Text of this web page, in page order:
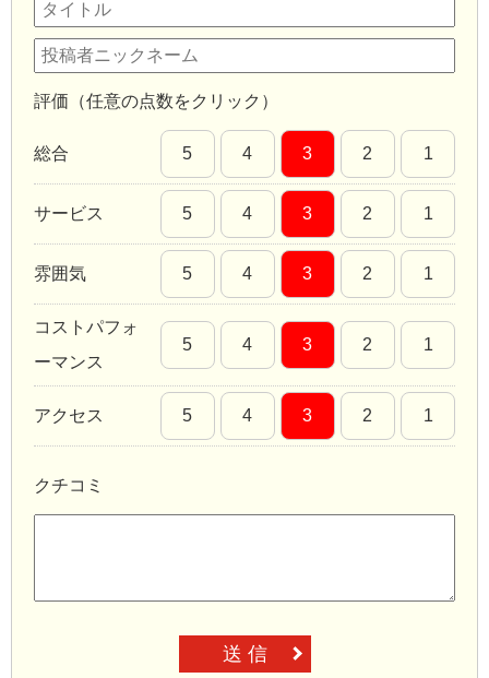
評価（任意の点数をクリック）
総合 5 4 3 2 1
サービス 5 4 3 2 1
雰囲気 5 4 3 2 1
コストパフォ
ーマンス
5 4 3 2 1
アクセス 5 4 3 2 1
クチコミ
送 信